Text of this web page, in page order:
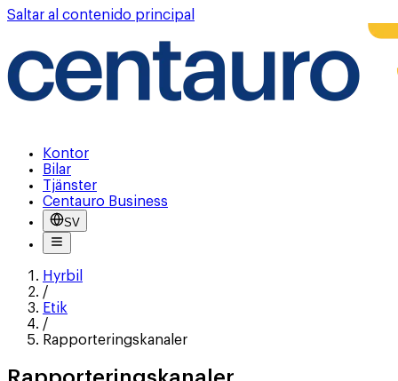
Saltar al contenido principal
Kontor
Bilar
Tjänster
Centauro Business
SV
Hyrbil
/
Etik
/
Rapporteringskanaler